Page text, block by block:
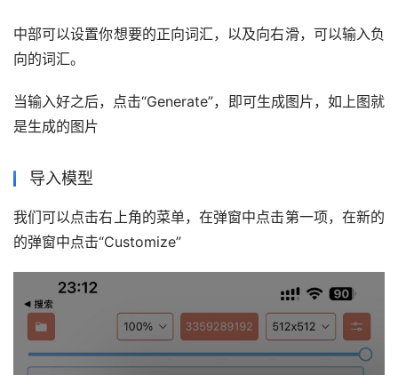
中部可以设置你想要的正向词汇，以及向右滑，可以输入负
向的词汇。
当输入好之后，点击“Generate”，即可生成图片，如上图就
是生成的图片
导入模型
我们可以点击右上角的菜单，在弹窗中点击第一项，在新的
的弹窗中点击“Customize”